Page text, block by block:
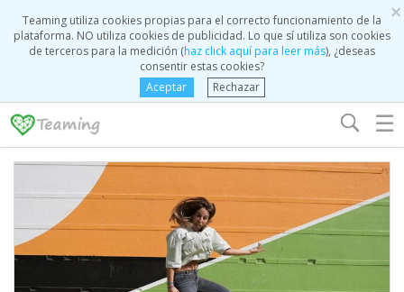
×
Teaming utiliza cookies propias para el correcto funcionamiento de la
plataforma. NO utiliza cookies de publicidad. Lo que sí utiliza son cookies
de terceros para la medición (haz click aquí para leer más), ¿deseas
consentir estas cookies?
Aceptar
Rechazar
☰